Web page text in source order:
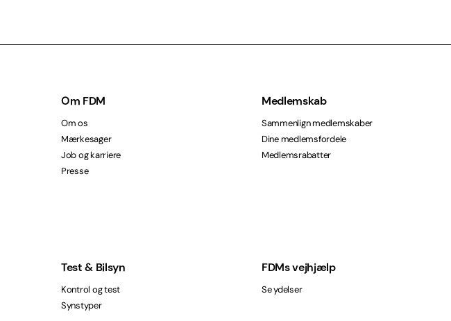
Om FDM
Om os
Mærkesager
Job og karriere
Presse
Medlemskab
Sammenlign medlemskaber
Dine medlemsfordele
Medlemsrabatter
Test & Bilsyn
Kontrol og test
Synstyper
FDMs vejhjælp
Se ydelser